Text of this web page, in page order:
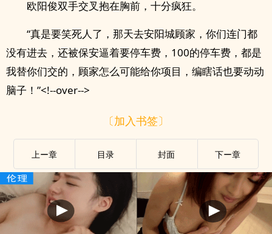
欧阳俊双手交叉抱在胸前，十分疯狂。
“真是要笑死人了，那天去安阳城顾家，你们连门都
没有进去，还被保安逼着要停车费，100的停车费，都是
我替你们交的，顾家怎么可能给你项目，编瞎话也要动动
脑子！”<!--over-->
〔加入书签〕
上ー章 目录 封面 下ー章